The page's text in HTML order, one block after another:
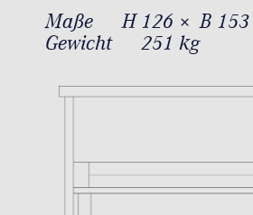
Maße
H 126 × B
Gewicht
251 kg